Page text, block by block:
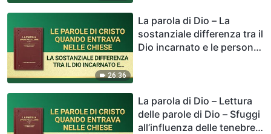
26:36
La parola di Dio – La
sostanziale differenza tra il
Dio incarnato e le persone
La parola di Dio – Lettura
delle parole di Dio – Sfuggi
all’influenza delle tenebre e